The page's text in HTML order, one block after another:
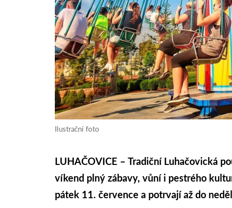
Ilustrační foto
LUHAČOVICE – Tradiční Luhačovická
víkend plný zábavy, vůní i pestrého
pátek 11. července a potrvají až do